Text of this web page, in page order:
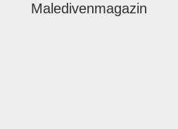
Maledivenmagazin